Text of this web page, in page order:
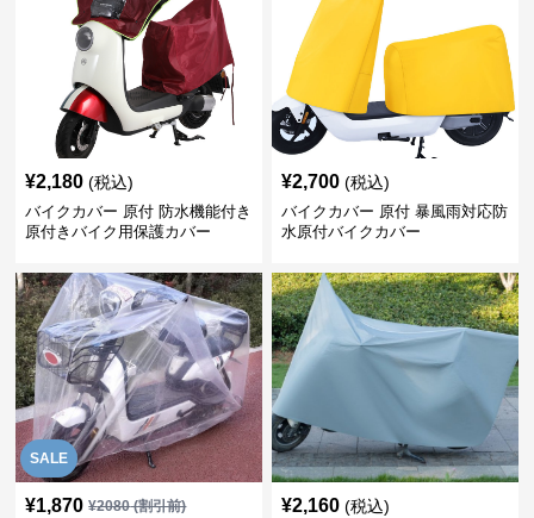
¥2,180 (税込)
バイクカバー 原付 防水機能付き
原付きバイク用保護カバー
¥2,700 (税込)
バイクカバー 原付 暴風雨対応防
水原付バイクカバー
SALE
¥1,870 ¥2080(割引前) ¥2,160 (税込)